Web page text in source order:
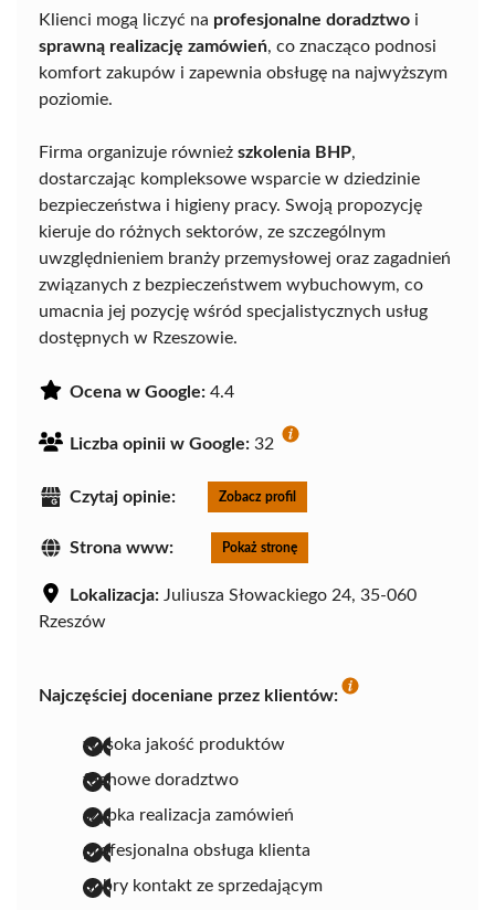
Klienci mogą liczyć na profesjonalne doradztwo i
sprawną realizację zamówień, co znacząco podnosi
komfort zakupów i zapewnia obsługę na najwyższym
poziomie.
Firma organizuje również szkolenia BHP,
dostarczając kompleksowe wsparcie w dziedzinie
bezpieczeństwa i higieny pracy. Swoją propozycję
kieruje do różnych sektorów, ze szczególnym
uwzględnieniem branży przemysłowej oraz zagadnień
związanych z bezpieczeństwem wybuchowym, co
umacnia jej pozycję wśród specjalistycznych usług
dostępnych w Rzeszowie.
Ocena w Google: 4.4
Liczba opinii w Google: 32
Czytaj opinie: Zobacz profil
Strona www: Pokaż stronę
Lokalizacja: Juliusza Słowackiego 24, 35-060
Rzeszów
Najczęściej doceniane przez klientów:
wysoka jakość produktów
fachowe doradztwo
szybka realizacja zamówień
profesjonalna obsługa klienta
dobry kontakt ze sprzedającym